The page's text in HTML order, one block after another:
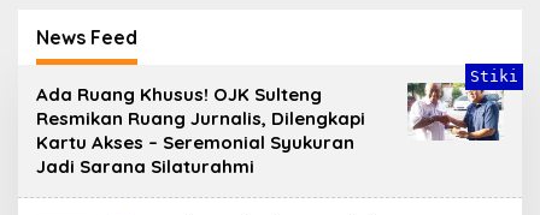
Keuangan Tetap
Terjaga
News Feed
S
u
l
t
e
Ada Ruang Khusus! OJK Sulteng
Resmikan Ruang Jurnalis, Dilengkapi
Kartu Akses – Seremonial Syukuran
Jadi Sarana Silaturahmi
Stiki